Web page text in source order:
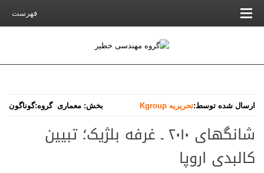
فهرست
ارسال شده توسط:تحریریه Kgroup بخش: معماری گروه:گوناگون
شانگهای ۲۰۱۰ ـ غرفه بلژیک؛ تبیین
کالبدی اروپا